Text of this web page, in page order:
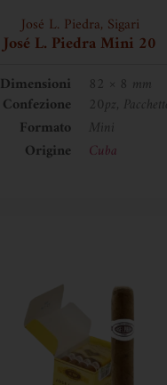
José L. Piedra, Sigari
José L. Piedra Mini 20
Dimensioni
82 × 8 mm
Confezione
20pz, Pacchetto
Formato
Mini
Origine
Cuba